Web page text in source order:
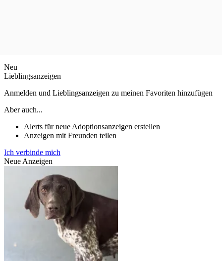
Neu
Lieblingsanzeigen
Anmelden und Lieblingsanzeigen zu meinen Favoriten hinzufügen
Aber auch...
Alerts für neue Adoptionsanzeigen erstellen
Anzeigen mit Freunden teilen
Ich verbinde mich
Neue Anzeigen